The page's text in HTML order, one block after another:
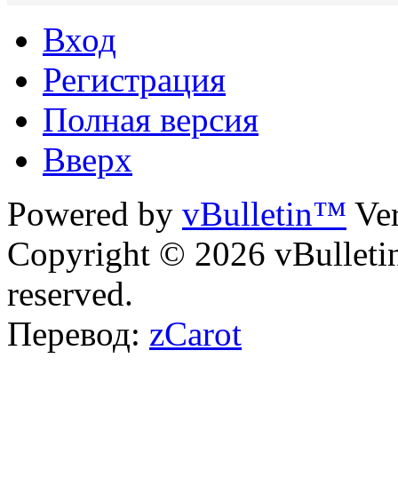
Вход
Регистрация
Полная версия
Вверх
Powered by vBulletin™
Copyright © 2026
reserved.
Перевод: zCarot